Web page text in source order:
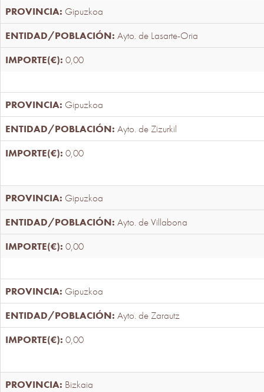
Gipuzkoa
Ayto. de Lasarte-Oria
0,00
Gipuzkoa
Ayto. de Zizurkil
0,00
Gipuzkoa
Ayto. de Villabona
0,00
Gipuzkoa
Ayto. de Zarautz
0,00
Bizkaia